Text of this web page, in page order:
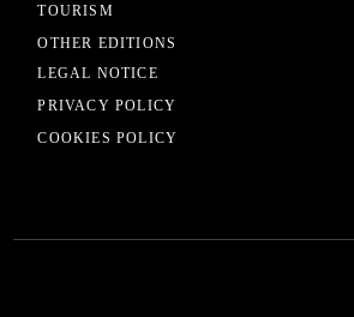
TOURISM
OTHER EDITIONS
LEGAL NOTICE
PRIVACY POLICY
COOKIES POLICY